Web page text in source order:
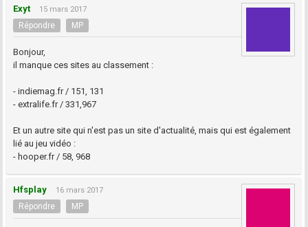
Exyt 15 mars 2017
Répondre MP
Bonjour,
il manque ces sites au classement :
- indiemag.fr / 151, 131
- extralife.fr / 331,967
Et un autre site qui n'est pas un site d'actualité, mais qui est également
lié au jeu vidéo :
- hooper.fr / 58, 968
Hfsplay 16 mars 2017
Répondre MP